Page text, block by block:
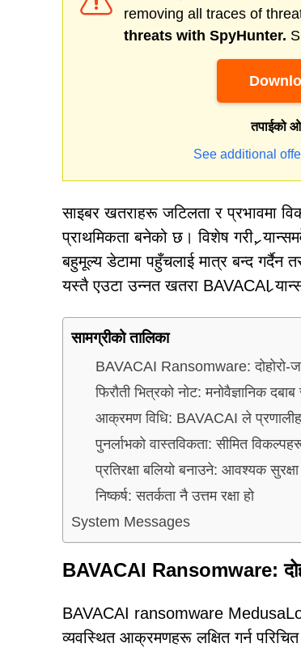
removing all traces of
threats with SpyHunter.
तपाईको
See additional
साइबर खतराहरू जटिलता र प्रभावमा
प्राथमिकता बनेको छ। विशेष गरी,
बहुमूल्य डेटामा पहुँचलाई मात्र बन्द गर्दैन
यस्तै एउटा उन्नत खतरा BAVACAI
सामग्रीको तालिका
BAVACAI Ransomware:
फिरौती भित्रको नोट: मनोवैज्ञानिक
आक्रमण विधि: BAVACAI ले
पुनर्लाभको वास्तविकता: सीमित
प्रतिरक्षा बलियो बनाउने: आवश्यक
निष्कर्ष: सतर्कता नै उत्तम रक्षा हो
System Messages
BAVACAI Ransomware:
BAVACAI ransomware
व्यवस्थित आक्रमणहरू लक्षित गर्न